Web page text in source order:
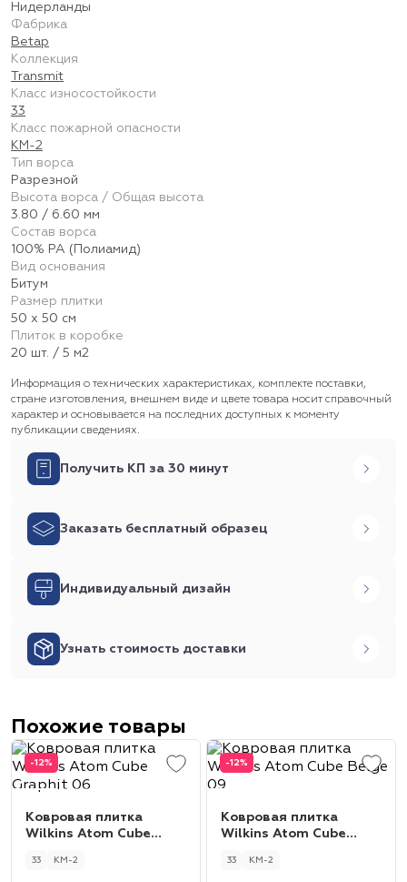
Нидерланды
Фабрика
Betap
Коллекция
Transmit
Класс износостойкости
33
Класс пожарной опасности
КМ-2
Тип ворса
Разрезной
Высота ворса / Общая высота
3.80 / 6.60 мм
Состав ворса
100% PA (Полиамид)
Вид основания
Битум
Размер плитки
50 х 50 см
Плиток в коробке
20 шт. / 5 м2
Информация о технических характеристиках, комплекте поставки,
стране изготовления, внешнем виде и цвете товара носит справочный
характер и основывается на последних доступных к моменту
публикации сведениях.
Получить КП за 30 минут
Заказать бесплатный образец
Индивидуальный дизайн
Узнать стоимость доставки
Похожие товары
-12%
Ковровая плитка
Wilkins Atom Cube
33 КМ-2
-12%
Ковровая плитка
Wilkins Atom Cube
33 КМ-2